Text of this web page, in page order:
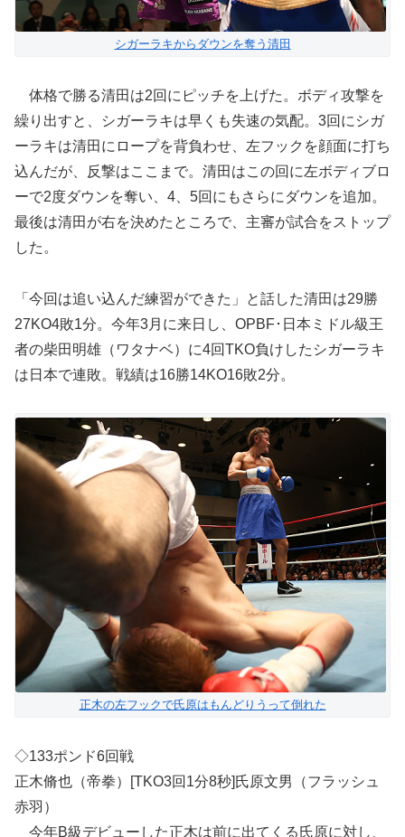
シガーラキからダウンを奪う清田
体格で勝る清田は2回にピッチを上げた。ボディ攻撃を
繰り出すと、シガーラキは早くも失速の気配。3回にシガ
ーラキは清田にロープを背負わせ、左フックを顔面に打ち
込んだが、反撃はここまで。清田はこの回に左ボディブロ
ーで2度ダウンを奪い、4、5回にもさらにダウンを追加。
最後は清田が右を決めたところで、主審が試合をストップ
した。
「今回は追い込んだ練習ができた」と話した清田は29勝
27KO4敗1分。今年3月に来日し、OPBF･日本ミドル級王
者の柴田明雄（ワタナベ）に4回TKO負けしたシガーラキ
は日本で連敗。戦績は16勝14KO16敗2分。
正木の左フックで氏原はもんどりうって倒れた
◇133ポンド6回戦
正木脩也（帝拳）[TKO3回1分8秒]氏原文男（フラッシュ
赤羽）
今年B級デビューした正木は前に出てくる氏原に対し、